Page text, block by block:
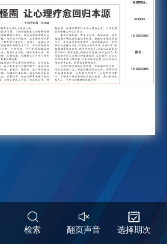
检索 翻页声音 选择期次